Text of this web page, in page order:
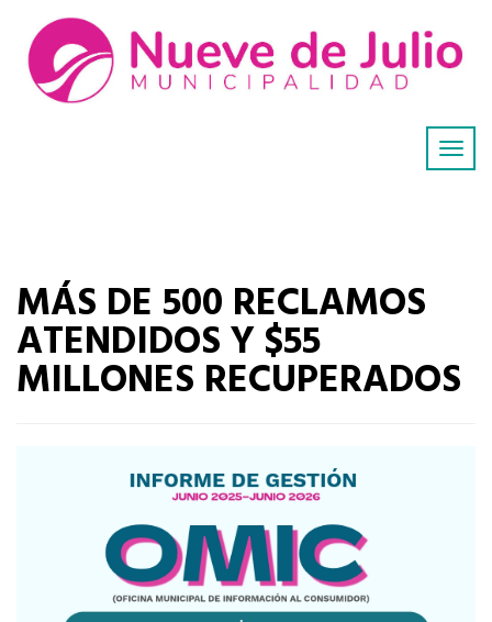
MÁS DE 500 RECLAMOS
ATENDIDOS Y $55
MILLONES RECUPERADOS